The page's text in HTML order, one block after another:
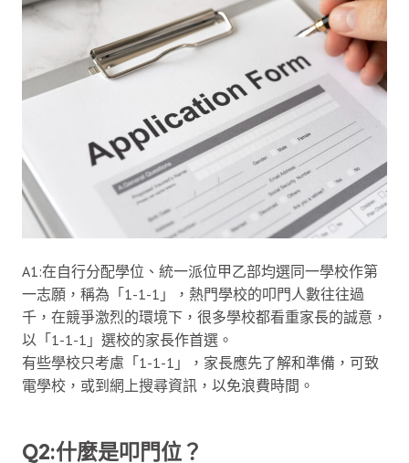
A1:在自行分配學位、統一派位甲乙部均選同一學校作第
一志願，稱為「1-1-1」，熱門學校的叩門人數往往過
千，在競爭激烈的環境下，很多學校都看重家長的誠意，
以「1-1-1」選校的家長作首選。
有些學校只考慮「1-1-1」，家長應先了解和準備，可致
電學校，或到網上搜尋資訊，以免浪費時間。
Q2:什麼是叩門位？